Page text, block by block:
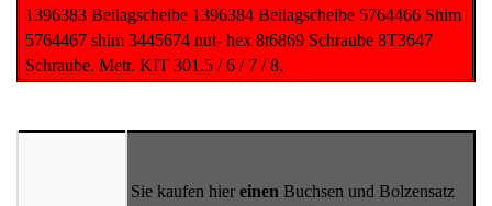
1396383 Beilagscheibe 1396384 Beilagscheibe 5764466 Shim
5764467 shim 3445674 nut- hex 8t6869 Schraube 8T3647
Schraube. Metr. KIT 301.5 / 6 / 7 / 8.
Sie kaufen hier einen Buchsen und Bolzensatz